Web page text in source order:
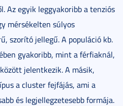
Az egyik leggyakoribb a tenziós
mérsékelten súlyos
szorító jellegű. A populáció kb.
gyakoribb, mint a férfiaknál,
jelentkezik. A másik,
a cluster fejfájás, ami a
és legjellegzetesebb formája.